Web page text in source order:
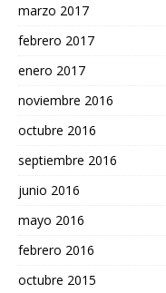
marzo 2017
febrero 2017
enero 2017
noviembre 2016
octubre 2016
septiembre 2016
junio 2016
mayo 2016
febrero 2016
octubre 2015